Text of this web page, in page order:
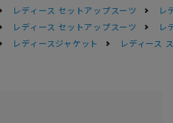
レディース セットアップスーツ
レ
レディース セットアップスーツ
レ
レディースジャケット レディース